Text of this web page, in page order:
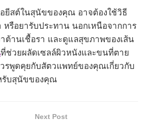
ยีสต์ในสุนัขของคุณ อาจต้องใช้วิธี
หรือยารับประทาน นอกเหนือจากการ
ต้านเชื้อรา และดูแลสุขภาพของเส้น
ที่ช่วยผลัดเซลล์ผิวหนังและขนที่ตาย
รพูดคุยกับสัตวแพทย์ของคุณเกี่ยวกับ
รับสุนัขของคุณ
Next Post